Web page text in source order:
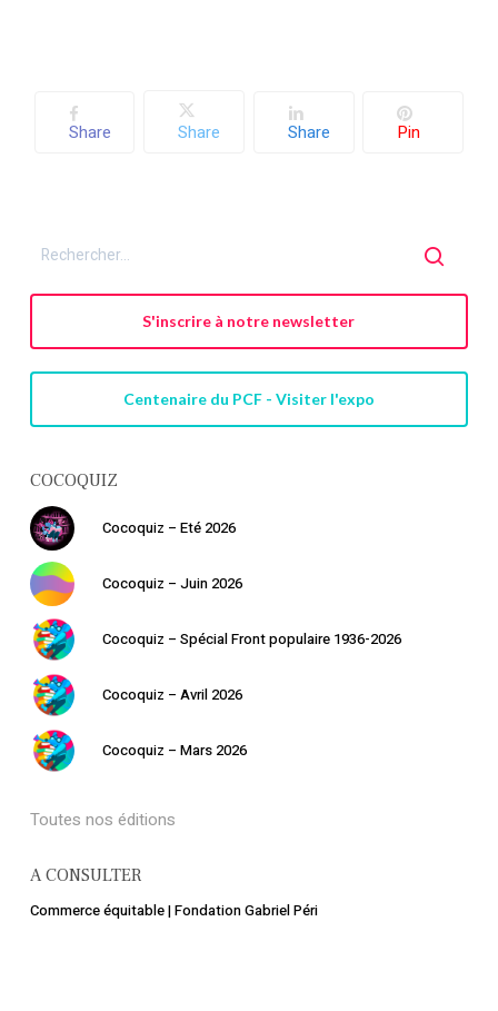
librairie
Share Share Share Pin
S'inscrire à notre newsletter
Centenaire du PCF - Visiter l'expo
COCOQUIZ
Cocoquiz – Eté 2026
Cocoquiz – Juin 2026
Cocoquiz – Spécial Front populaire 1936-2026
Cocoquiz – Avril 2026
Cocoquiz – Mars 2026
Toutes nos éditions
A CONSULTER
Commerce équitable | Fondation Gabriel Péri